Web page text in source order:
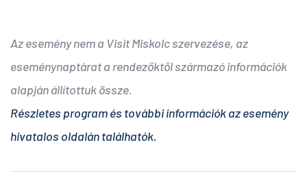
Az esemény nem a Visit Miskolc szervezése, az
eseménynaptárat a rendezőktől származó információk
alapján állítottuk össze.
Részletes program és további információk az esemény
hivatalos oldalán találhatók.